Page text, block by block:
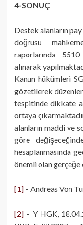
4-SONUÇ
Destek alanların
doğrusu
raporlarında
alınarak
Kanun hükümleri
gözetilerek
tespitinde dikkate
ortaya
alanların maddi ve
göre
hesaplanmasında
önemli olan gerçeğe
[1] – Andreas Von
[2] – Y HGK,